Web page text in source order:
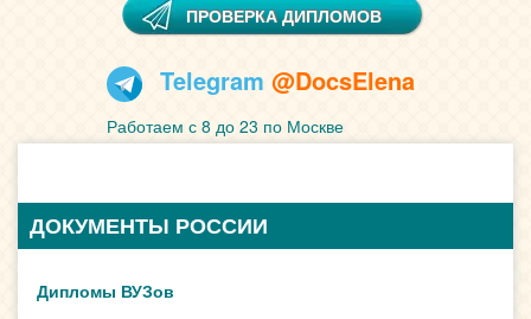
ПРОВЕРКА ДИПЛОМОВ
Telegram @DocsElena
Работаем с 8 до 23 по Москве
ДОКУМЕНТЫ РОССИИ
Дипломы ВУЗов